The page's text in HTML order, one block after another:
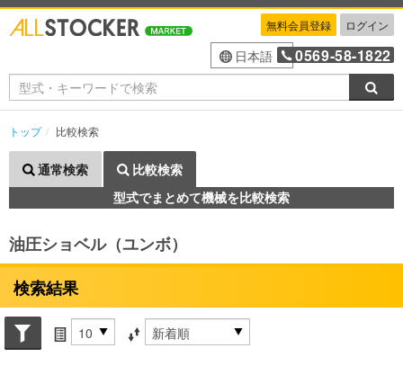
無料会員登録 ログイン
日本語 0569-58-1822
トップ 比較検索
通常検索
比較検索
型式でまとめて機械を比較検索
油圧ショベル（ユンボ）
検索結果
Search conditions
件数 並び替え条件